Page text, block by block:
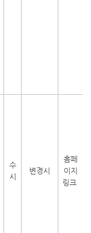
수
시
변경시
홈페
이지
링크